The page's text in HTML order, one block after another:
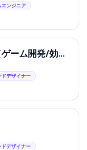
エンジニア
サウンドデザイナー（ゲーム開発/効果音）
ドデザイナー
ドデザイナー